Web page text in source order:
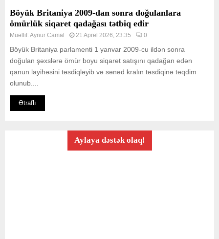
Böyük Britaniya 2009-dan sonra doğulanlara
ömürlük siqaret qadağası tətbiq edir
Müəllif:Aynur Camal 21 Aprel 2026, 23:35 0
Böyük Britaniya parlamenti 1 yanvar 2009-cu ildən sonra
doğulan şəxslərə ömür boyu siqaret satışını qadağan edən
qanun layihəsini təsdiqləyib və sənəd kralın təsdiqinə təqdim
olunub....
Ətraflı
Aylaya dəstək olaq!